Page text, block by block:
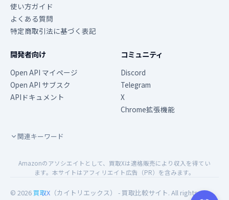
使い方ガイド
よくある質問
特定商取引法に基づく表記
開発者向け
Open API マイページ
Open API サブスク
APIドキュメント
コミュニティ
Discord
Telegram
X
Chrome拡張機能
関連キーワード
Amazonのアソシエイトとして、買取Xは適格販売により収入を得てい
ます。本サイトはアフィリエイト広告（PR）を含みます。
© 2026 買取X （カイトリエックス） - 買取比較サイト. All rights